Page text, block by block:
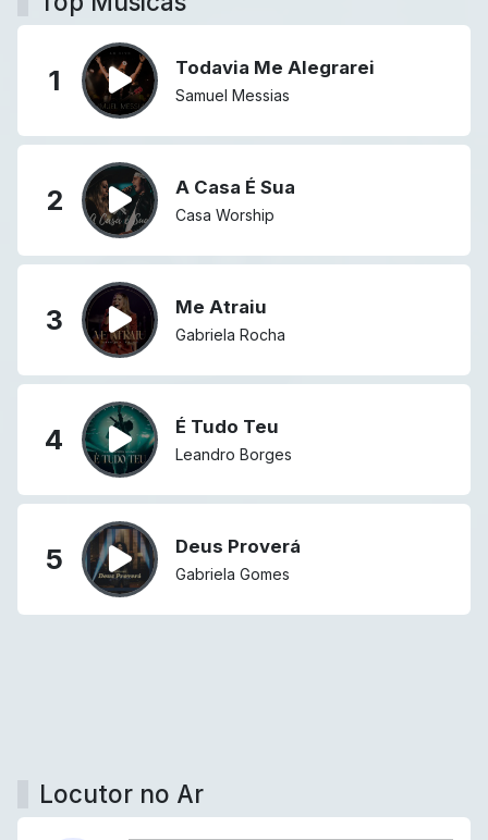
1 Todavia Me Alegrarei
Samuel Messias
2 A Casa É Sua
Casa Worship
3 Me Atraiu
Gabriela Rocha
4 É Tudo Teu
Leandro Borges
5 Deus Proverá
Gabriela Gomes
Locutor no Ar